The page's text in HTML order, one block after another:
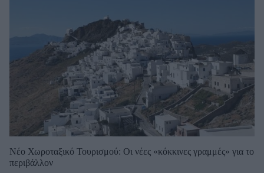
Νέο Χωροταξικό Τουρισμού: Οι νέες «κόκκινες γραμμές» για το
περιβάλλον